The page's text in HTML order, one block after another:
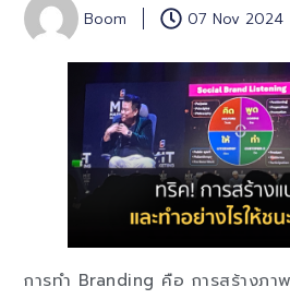
Boom 07 Nov 2024
การทำ Branding คือ การสร้างภ